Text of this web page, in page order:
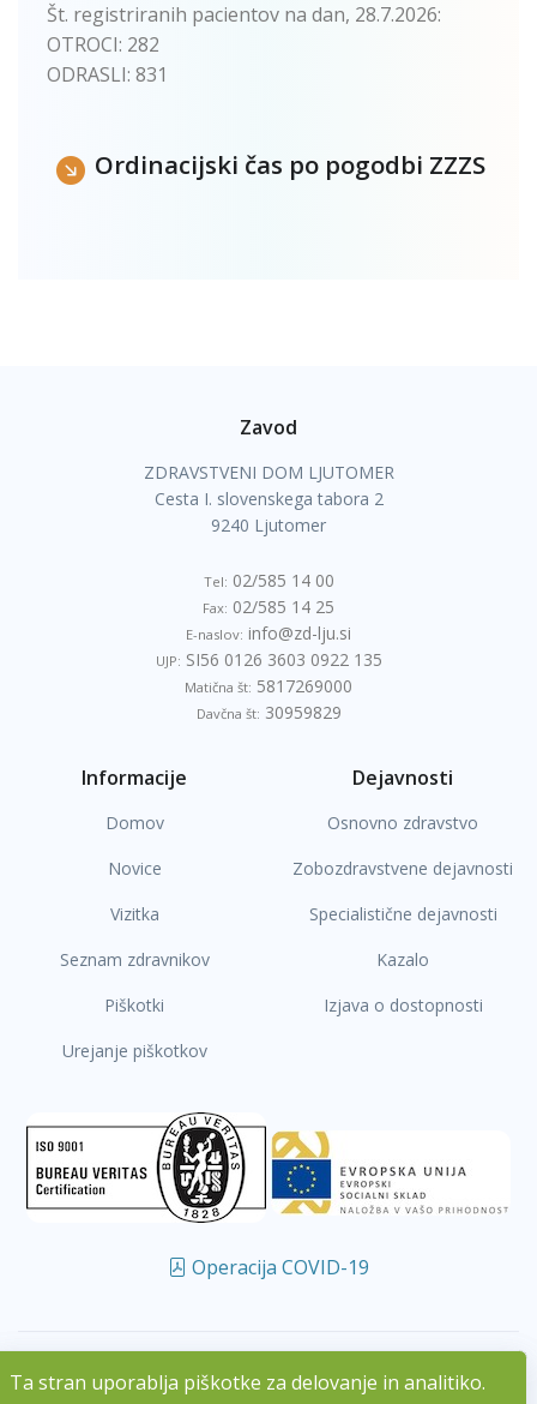
Ta stran uporablja piškotke za delovanje in analitiko.
t. registriranih pacientov na dan, 28.7.2026:
OTROCI: 282
ODRASLI: 831
Ordinacijski čas po pogodbi ZZZS
Zavod
ZDRAVSTVENI DOM LJUTOMER
Cesta I. slovenskega tabora 2
9240 Ljutomer
Tel: 02/585 14 00
Fax: 02/585 14 25
E-naslov: info@zd-lju.si
UJP: SI56 0126 3603 0922 135
Matična št: 5817269000
Davčna št: 30959829
Informacije
Domov
Novice
Vizitka
Seznam zdravnikov
Piškotki
Urejanje piškotkov
Dejavnosti
Osnovno zdravstvo
Zobozdravstvene dejavnosti
Specialistične dejavnosti
Kazalo
Izjava o dostopnosti
Operacija COVID-19
Ta stran uporablja piškotke za delovanje in analitiko.